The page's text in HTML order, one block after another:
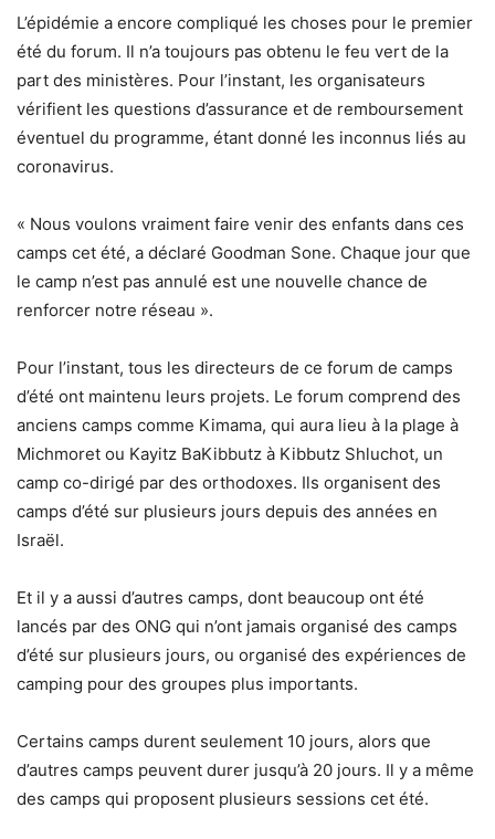
L’épidémie a encore compliqué les choses pour le premier
été du forum. Il n’a toujours pas obtenu le feu vert de la
part des ministères. Pour l’instant, les organisateurs
vérifient les questions d’assurance et de remboursement
éventuel du programme, étant donné les inconnus liés au
coronavirus.
« Nous voulons vraiment faire venir des enfants dans ces
camps cet été, a déclaré Goodman Sone. Chaque jour que
le camp n’est pas annulé est une nouvelle chance de
renforcer notre réseau ».
Pour l’instant, tous les directeurs de ce forum de camps
d’été ont maintenu leurs projets. Le forum comprend des
anciens camps comme Kimama, qui aura lieu à la plage à
Michmoret ou Kayitz BaKibbutz à Kibbutz Shluchot, un
camp co-dirigé par des orthodoxes. Ils organisent des
camps d’été sur plusieurs jours depuis des années en
Israël.
Et il y a aussi d’autres camps, dont beaucoup ont été
lancés par des ONG qui n’ont jamais organisé des camps
d’été sur plusieurs jours, ou organisé des expériences de
camping pour des groupes plus importants.
Certains camps durent seulement 10 jours, alors que
d’autres camps peuvent durer jusqu’à 20 jours. Il y a même
des camps qui proposent plusieurs sessions cet été.